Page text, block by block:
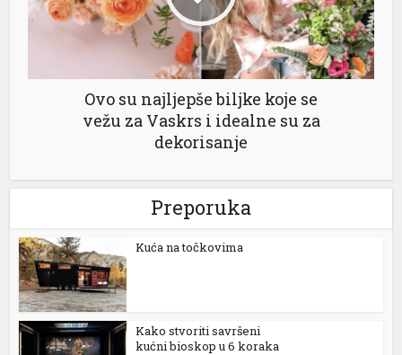
Ovo su najljepše biljke koje se
vežu za Vaskrs i idealne su za
dekorisanje
Preporuka
Kuća na točkovima
Kako stvoriti savršeni
kućni bioskop u 6 koraka